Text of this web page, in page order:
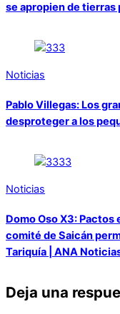
se apropien de tierras
Noticias
Pablo Villegas: Los
desproteger a los
Noticias
Domo Oso X3:
comité de Saicán
Tariquía | ANA
Deja una